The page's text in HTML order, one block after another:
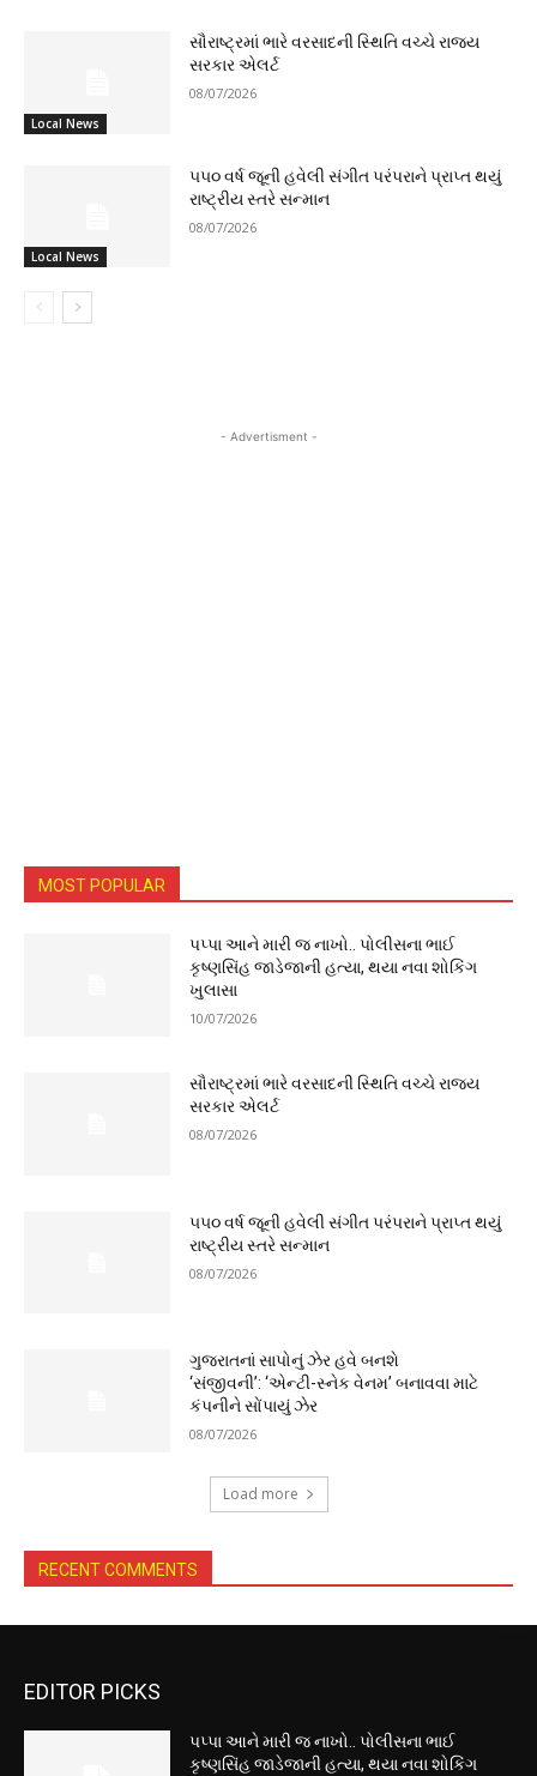
Local News
સૌરાષ્ટ્રમાં ભારે વરસાદની સ્થિતિ વચ્ચે રાજ્ય
સરકાર એલર્ટ
08/07/2026
Local News
૫૫૦ વર્ષ જૂની હવેલી સંગીત પરંપરાને પ્રાપ્ત થયું
રાષ્ટ્રીય સ્તરે સન્માન
08/07/2026
- Advertisment -
MOST POPULAR
પપ્પા આને મારી જ નાખો.. પોલીસના ભાઈ
કૃષ્ણસિંહ જાડેજાની હત્યા, થયા નવા શોકિંગ
ખુલાસા
10/07/2026
સૌરાષ્ટ્રમાં ભારે વરસાદની સ્થિતિ વચ્ચે રાજ્ય
સરકાર એલર્ટ
08/07/2026
૫૫૦ વર્ષ જૂની હવેલી સંગીત પરંપરાને પ્રાપ્ત થયું
રાષ્ટ્રીય સ્તરે સન્માન
08/07/2026
ગુજરાતનાં સાપોનું ઝેર હવે બનશે
‘સંજીવની’: ‘એન્ટી-સ્નેક વેનમ’ બનાવવા માટે
કંપનીને સોંપાયું ઝેર
08/07/2026
Load more
RECENT COMMENTS
EDITOR PICKS
પપ્પા આને મારી જ નાખો.. પોલીસના ભાઈ
કૃષ્ણસિંહ જાડેજાની હત્યા, થયા નવા શોકિંગ